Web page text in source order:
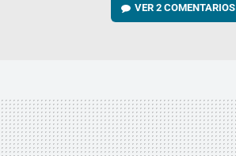
VER2 COMENTARIOS